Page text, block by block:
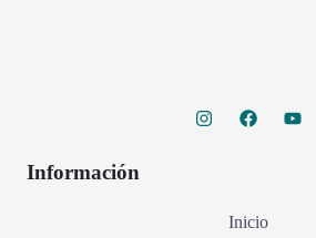
Información
Inicio